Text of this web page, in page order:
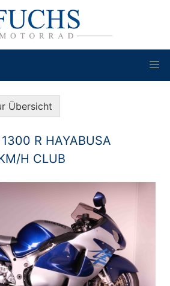
R HAYABUSA
H CLUB